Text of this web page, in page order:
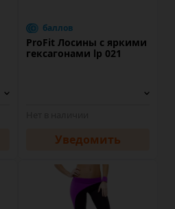
баллов
ProFit Лосины с яркими
гексагонами lp 021
Уведомить